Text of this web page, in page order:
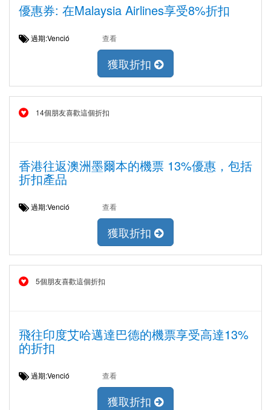
優惠券: 在Malaysia Airlines享受8%折扣
過期:Venció 查看
獲取折扣
14個朋友喜歡這個折扣
香港往返澳洲墨爾本的機票 13%優惠，包括
折扣產品
過期:Venció 查看
獲取折扣
5個朋友喜歡這個折扣
飛往印度艾哈邁達巴德的機票享受高達13%
的折扣
過期:Venció 查看
獲取折扣